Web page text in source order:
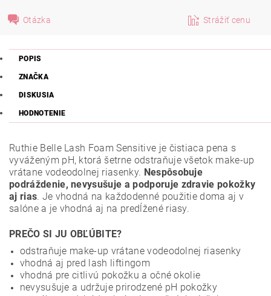
Otázka Strážiť cenu
POPIS
ZNAČKA
DISKUSIA
HODNOTENIE
Ruthie Belle Lash Foam Sensitive je čistiaca pena s
vyváženým pH, ktorá šetrne odstraňuje všetok make-up
vrátane vodeodolnej riasenky. Nespôsobuje
podráždenie, nevysušuje a podporuje zdravie pokožky
aj rias. Je vhodná na každodenné použitie doma aj v
salóne a je vhodná aj na predĺžené riasy.
PREČO SI JU OBĽÚBITE?
odstraňuje make-up vrátane vodeodolnej riasenky
vhodná aj pred lash liftingom
vhodná pre citlivú pokožku a očné okolie
nevysušuje a udržuje prirodzené pH pokožky